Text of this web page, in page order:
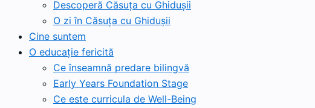
Descoperă Căsuța cu Ghidușii
O zi în Căsuța cu Ghidușii
Cine suntem
O educație fericită
Ce înseamnă predare bilingvă
Early Years Foundation Stage
Ce este curricula de Well-Being